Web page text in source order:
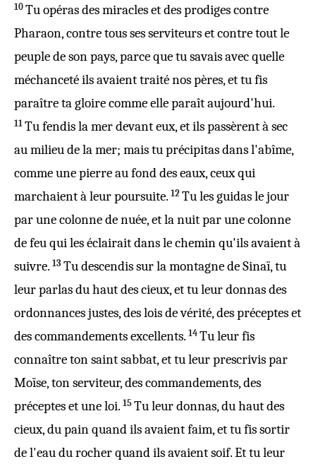
10 Tuopérasdesmiracleset desprodigescontre
Pharaon, contre tous sesserviteurset contre tout le
peuplede sonpays, parce que tusavaisavec quelle
méchancetéils avaient traité nos pères, et tu fis
paraîtretagloirecomme elle paraît aujourd'hui.
11 Tufendislamerdevanteux, et ilspassèrentàsec
aumilieude lamer; mais tuprécipitasdans l'abîme,
comme unepierreaufonddeseaux, ceux qui
marchaient à leurpoursuite. 12 Tu lesguidaslejour
par unecolonnedenuée, et lanuitpar unecolonne
defeuqui leséclairaitdans lecheminqu'ils avaient à
suivre. 13 Tudescendissur lamontagnedeSinaï, tu
leurparlasdu haut descieux, et tu leurdonnasdes
ordonnancesjustes, desloisdevérité, desprécepteset
descommandementsexcellents. 14 Tu leur fis
connaîtretonsaintsabbat, et tu leurprescrivispar
Moïse, tonserviteur, descommandements, des
précepteset uneloi. 15 Tu leurdonnas, du haut des
cieux, dupainquand ils avaientfaim, et tu fissortir
de l'eaudurocherquand ils avaientsoif. Et tu leur